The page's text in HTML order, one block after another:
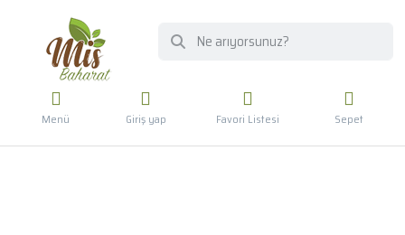
Menü Giriş yap Favori Listesi Sepet